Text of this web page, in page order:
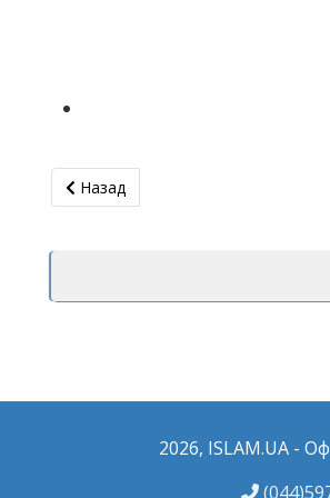
Предыдущий: Настоящий борщ и
Назад
2026, ISLAM.UA -